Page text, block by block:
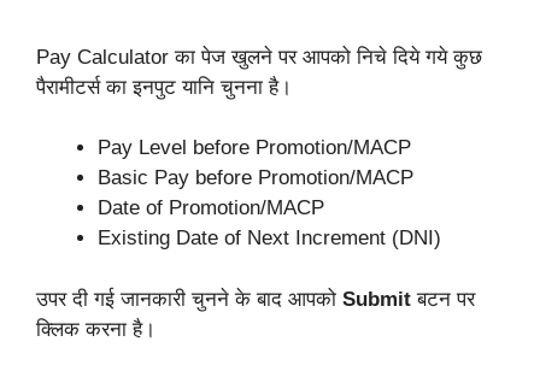
Pay Calculator का पेज खुलने पर आपको निचे दिये गये कुछ
पैरामीटर्स का इनपुट यानि चुनना है।
Pay Level before Promotion/MACP
Basic Pay before Promotion/MACP
Date of Promotion/MACP
Existing Date of Next Increment (DNI)
उपर दी गई जानकारी चुनने के बाद आपको Submit बटन पर
क्लिक करना है।